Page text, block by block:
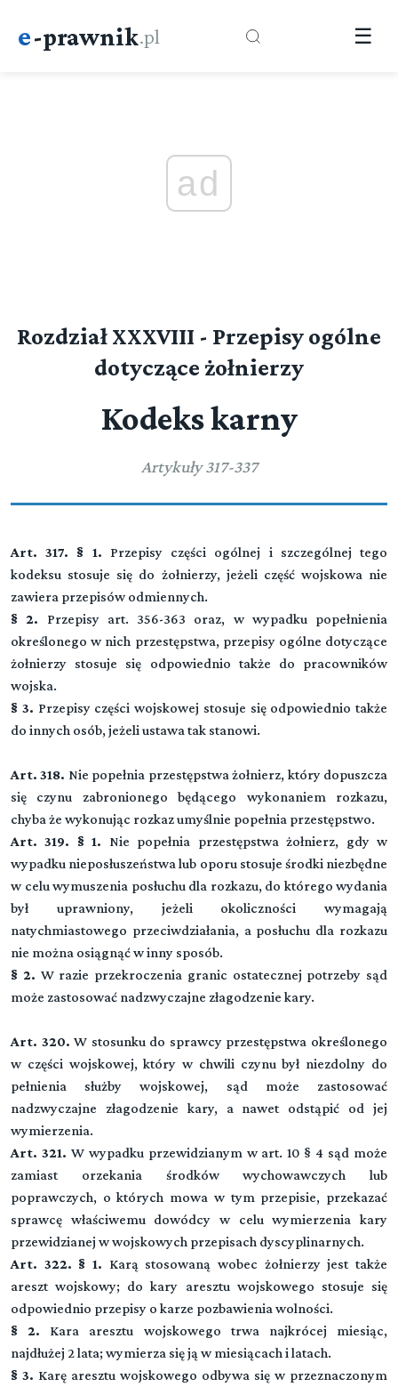
e-prawnik.pl ☰
ad
Rozdział XXXVIII - Przepisy ogólne
dotyczące żołnierzy
Kodeks karny
Artykuły 317-337
Art. 317. § 1. Przepisy części ogólnej i szczególnej tego
kodeksu stosuje się do żołnierzy, jeżeli część wojskowa nie
zawiera przepisów odmiennych.
§ 2. Przepisy art. 356-363 oraz, w wypadku popełnienia
określonego w nich przestępstwa, przepisy ogólne dotyczące
żołnierzy stosuje się odpowiednio także do pracowników
wojska.
§ 3. Przepisy części wojskowej stosuje się odpowiednio także
do innych osób, jeżeli ustawa tak stanowi.
Art. 318. Nie popełnia przestępstwa żołnierz, który dopuszcza
się czynu zabronionego będącego wykonaniem rozkazu,
chyba że wykonując rozkaz umyślnie popełnia przestępstwo.
Art. 319. § 1. Nie popełnia przestępstwa żołnierz, gdy w
wypadku nieposłuszeństwa lub oporu stosuje środki niezbędne
w celu wymuszenia posłuchu dla rozkazu, do którego wydania
był uprawniony, jeżeli okoliczności wymagają
natychmiastowego przeciwdziałania, a posłuchu dla rozkazu
nie można osiągnąć w inny sposób.
§ 2. W razie przekroczenia granic ostatecznej potrzeby sąd
może zastosować nadzwyczajne złagodzenie kary.
Art. 320. W stosunku do sprawcy przestępstwa określonego
w części wojskowej, który w chwili czynu był niezdolny do
pełnienia służby wojskowej, sąd może zastosować
nadzwyczajne złagodzenie kary, a nawet odstąpić od jej
wymierzenia.
Art. 321. W wypadku przewidzianym w art. 10 § 4 sąd może
zamiast orzekania środków wychowawczych lub
poprawczych, o których mowa w tym przepisie, przekazać
sprawcę właściwemu dowódcy w celu wymierzenia kary
przewidzianej w wojskowych przepisach dyscyplinarnych.
Art. 322. § 1. Karą stosowaną wobec żołnierzy jest także
areszt wojskowy; do kary aresztu wojskowego stosuje się
odpowiednio przepisy o karze pozbawienia wolności.
§ 2. Kara aresztu wojskowego trwa najkrócej miesiąc,
najdłużej 2 lata; wymierza się ją w miesiącach i latach.
§ 3. Karę aresztu wojskowego odbywa się w przeznaczonym